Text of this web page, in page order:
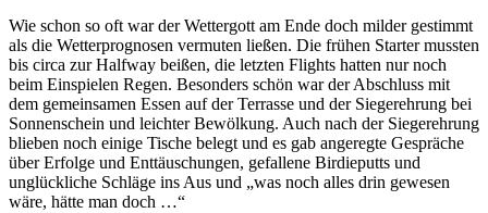
Wie schon so oft war der Wettergott am Ende doch milder gestimmt
als die Wetterprognosen vermuten ließen. Die frühen Starter mussten
bis circa zur Halfway beißen, die letzten Flights hatten nur noch
beim Einspielen Regen. Besonders schön war der Abschluss mit
dem gemeinsamen Essen auf der Terrasse und der Siegerehrung bei
Sonnenschein und leichter Bewölkung. Auch nach der Siegerehrung
blieben noch einige Tische belegt und es gab angeregte Gespräche
über Erfolge und Enttäuschungen, gefallene Birdieputts und
unglückliche Schläge ins Aus und „was noch alles drin gewesen
wäre, hätte man doch …“